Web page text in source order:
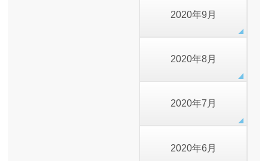
2020年9月
2020年8月
2020年7月
2020年6月